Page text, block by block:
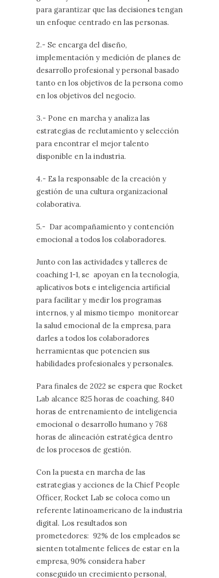
para garantizar que las decisiones tengan
un enfoque centrado en las personas.
2.- Se encarga del diseño,
implementación y medición de planes de
desarrollo profesional y personal basado
tanto en los objetivos de la persona como
en los objetivos del negocio.
3.- Pone en marcha y analiza las
estrategias de reclutamiento y selección
para encontrar el mejor talento
disponible en la industria.
4.- Es la responsable de la creación y
gestión de una cultura organizacional
colaborativa.
5.- Dar acompañamiento y contención
emocional a todos los colaboradores.
Junto con las actividades y talleres de
coaching 1-1, se apoyan en la tecnología,
aplicativos bots e inteligencia artificial
para facilitar y medir los programas
internos, y al mismo tiempo monitorear
la salud emocional de la empresa, para
darles a todos los colaboradores
herramientas que potencien sus
habilidades profesionales y personales.
Para finales de 2022 se espera que Rocket
Lab alcance 825 horas de coaching, 840
horas de entrenamiento de inteligencia
emocional o desarrollo humano y 768
horas de alineación estratégica dentro
de los procesos de gestión.
Con la puesta en marcha de las
estrategias y acciones de la Chief People
Officer, Rocket Lab se coloca como un
referente latinoamericano de la industria
digital. Los resultados son
prometedores: 92% de los empleados se
sienten totalmente felices de estar en la
empresa, 90% considera haber
conseguido un crecimiento personal,